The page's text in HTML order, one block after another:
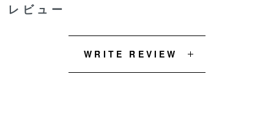
レビュー
WRITE REVIEW